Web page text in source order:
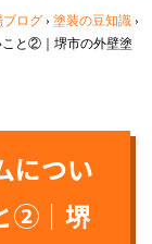
ブログ › 塗装の豆知識 ›
こと②｜堺市の外壁塗
につい
②｜堺